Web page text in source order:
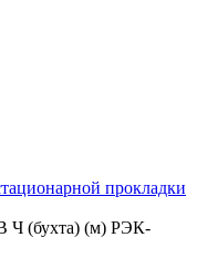
прокладки
Ч (бухта) (м) РЭК-